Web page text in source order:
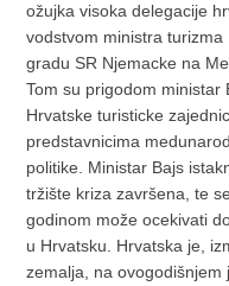
ožujka visoka delegacije
vodstvom ministra
gradu SR Njemacke na
Tom su prigodom ministar
Hrvatske turisticke
predstavnicima
politike. Ministar Bajs
tržište kriza završena, te
godinom može ocekivati
u Hrvatsku. Hrvatska je,
zemalja, na